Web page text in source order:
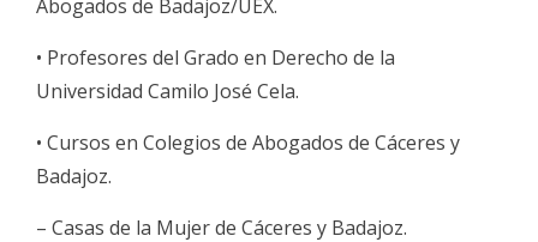
Abogados de Badajoz/UEX.
• Profesores del Grado en Derecho de la
Universidad Camilo José Cela.
• Cursos en Colegios de Abogados de Cáceres y
Badajoz.
– Casas de la Mujer de Cáceres y Badajoz.